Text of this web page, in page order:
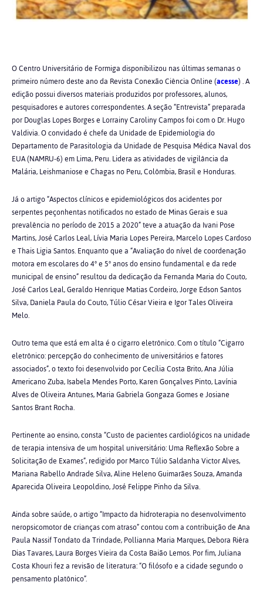
O Centro Universitário de Formiga disponibilizou nas últimas semanas o
primeiro número deste ano da Revista Conexão Ciência Online (acesse) . A
edição possui diversos materiais produzidos por professores, alunos,
pesquisadores e autores correspondentes. A seção “Entrevista” preparada
por Douglas Lopes Borges e Lorrainy Caroliny Campos foi com o Dr. Hugo
Valdivia. O convidado é chefe da Unidade de Epidemiologia do
Departamento de Parasitologia da Unidade de Pesquisa Médica Naval dos
EUA (NAMRU-6) em Lima, Peru. Lidera as atividades de vigilância da
Malária, Leishmaniose e Chagas no Peru, Colômbia, Brasil e Honduras.
Já o artigo “Aspectos clínicos e epidemiológicos dos acidentes por
serpentes peçonhentas notificados no estado de Minas Gerais e sua
prevalência no período de 2015 a 2020” teve a atuação da Ivani Pose
Martins, José Carlos Leal, Lívia Maria Lopes Pereira, Marcelo Lopes Cardoso
e Thais Ligia Santos. Enquanto que a “Avaliação do nível de coordenação
motora em escolares do 4° e 5° anos do ensino fundamental e da rede
municipal de ensino” resultou da dedicação da Fernanda Maria do Couto,
José Carlos Leal, Geraldo Henrique Matias Cordeiro, Jorge Edson Santos
Silva, Daniela Paula do Couto, Túlio César Vieira e Igor Tales Oliveira
Melo.
Outro tema que está em alta é o cigarro eletrônico. Com o título “Cigarro
eletrônico: percepção do conhecimento de universitários e fatores
associados”, o texto foi desenvolvido por Cecília Costa Brito, Ana Júlia
Americano Zuba, Isabela Mendes Porto, Karen Gonçalves Pinto, Lavínia
Alves de Oliveira Antunes, Maria Gabriela Gongaza Gomes e Josiane
Santos Brant Rocha.
Pertinente ao ensino, consta “Custo de pacientes cardiológicos na unidade
de terapia intensiva de um hospital universitário: Uma Reflexão Sobre a
Solicitação de Exames”, redigido por Marco Túlio Saldanha Victor Alves,
Mariana Rabello Andrade Silva, Aline Heleno Guimarães Souza, Amanda
Aparecida Oliveira Leopoldino, José Felippe Pinho da Silva.
Ainda sobre saúde, o artigo “Impacto da hidroterapia no desenvolvimento
neropsicomotor de crianças com atraso” contou com a contribuição de Ana
Paula Nassif Tondato da Trindade, Pollianna Maria Marques, Debora Riêra
Dias Tavares, Laura Borges Vieira da Costa Baião Lemos. Por fim, Juliana
Costa Khouri fez a revisão de literatura: “O filósofo e a cidade segundo o
pensamento platônico”.